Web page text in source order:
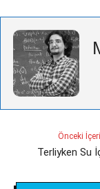
Önceki
Terliyken Su